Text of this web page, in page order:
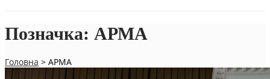
Позначка: АРМА
Головна > АРМА